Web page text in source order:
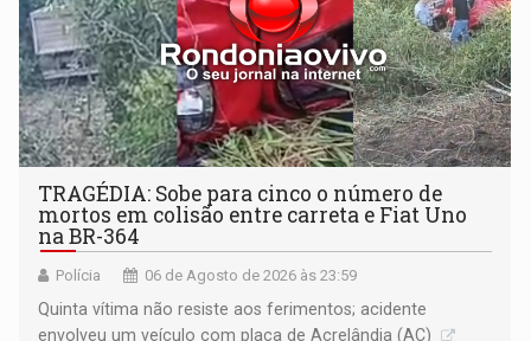
TRAGÉDIA: Sobe para cinco o número de
mortos em colisão entre carreta e Fiat Uno
na BR-364
Polícia 06 de Agosto de 2026 às 23:59
Quinta vítima não resiste aos ferimentos; acidente
envolveu um veículo com placa de Acrelândia (AC)